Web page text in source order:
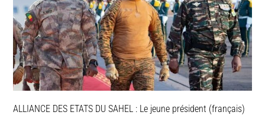
ALLIANCE DES ETATS DU SAHEL : Le jeune président (français)